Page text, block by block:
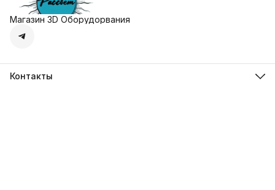
Магазин 3D Оборудорвания
Контакты